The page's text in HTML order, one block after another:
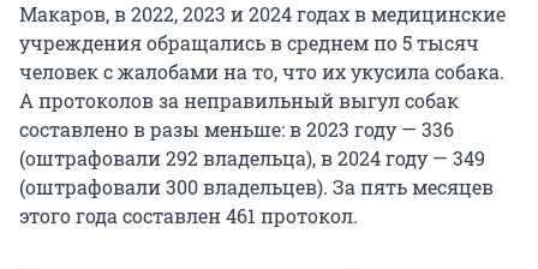
Макаров, в 2022, 2023 и2024 годахв медицинские
учреждения обращались в среднем по 5 тысяч
человек с жалобами на то, что их укусила собака.
А протоколов за неправильный выгул собак
составлено в разы меньше: в 2023 году — 336
(оштрафовали292 владельца), в 2024 году — 349
(оштрафовали 300 владельцев). За пять месяцев
этого года составлен 461 протокол.